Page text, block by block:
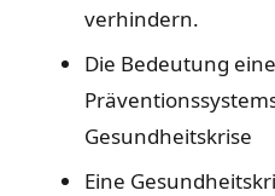
verhindern.
Die Bedeutung
Gesundheitskrise
Eine